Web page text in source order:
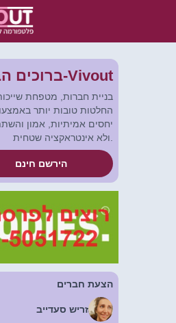
ברוכים הבאים ל-Vivout
בניית חברות, מטפחת
החלטות טובות יותר
יחסים אמיתיות, אמון
הירשם חינם
הצעת חברים
זריש סעדייב